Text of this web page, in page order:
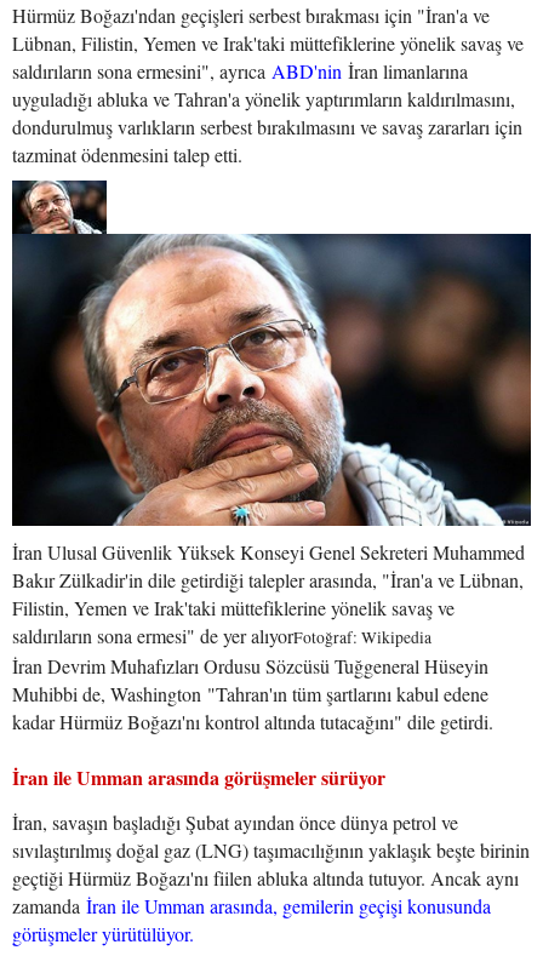
Hürmüz Boğazı'ndan geçişleri serbest bırakması için "İran'a ve
Lübnan, Filistin, Yemen ve Irak'taki müttefiklerine yönelik savaş ve
saldırıların sona ermesini", ayrıca ABD'nin İran limanlarına
uyguladığı abluka ve Tahran'a yönelik yaptırımların kaldırılmasını,
dondurulmuş varlıkların serbest bırakılmasını ve savaş zararları için
tazminat ödenmesini talep etti.
İran Ulusal Güvenlik Yüksek Konseyi Genel Sekreteri Muhammed
Bakır Zülkadir'in dile getirdiği talepler arasında, "İran'a ve Lübnan,
Filistin, Yemen ve Irak'taki müttefiklerine yönelik savaş ve
saldırıların sona ermesi" de yer alıyorFotoğraf: Wikipedia
İran Devrim Muhafızları Ordusu Sözcüsü Tuğgeneral Hüseyin
Muhibbi de, Washington "Tahran'ın tüm şartlarını kabul edene
kadar Hürmüz Boğazı'nı kontrol altında tutacağını" dile getirdi.
İran ile Umman arasında görüşmeler sürüyor
İran, savaşın başladığı Şubat ayından önce dünya petrol ve
sıvılaştırılmış doğal gaz (LNG) taşımacılığının yaklaşık beşte birinin
geçtiği Hürmüz Boğazı'nı fiilen abluka altında tutuyor. Ancak aynı
zamanda İran ile Umman arasında, gemilerin geçişi konusunda
görüşmeler yürütülüyor.